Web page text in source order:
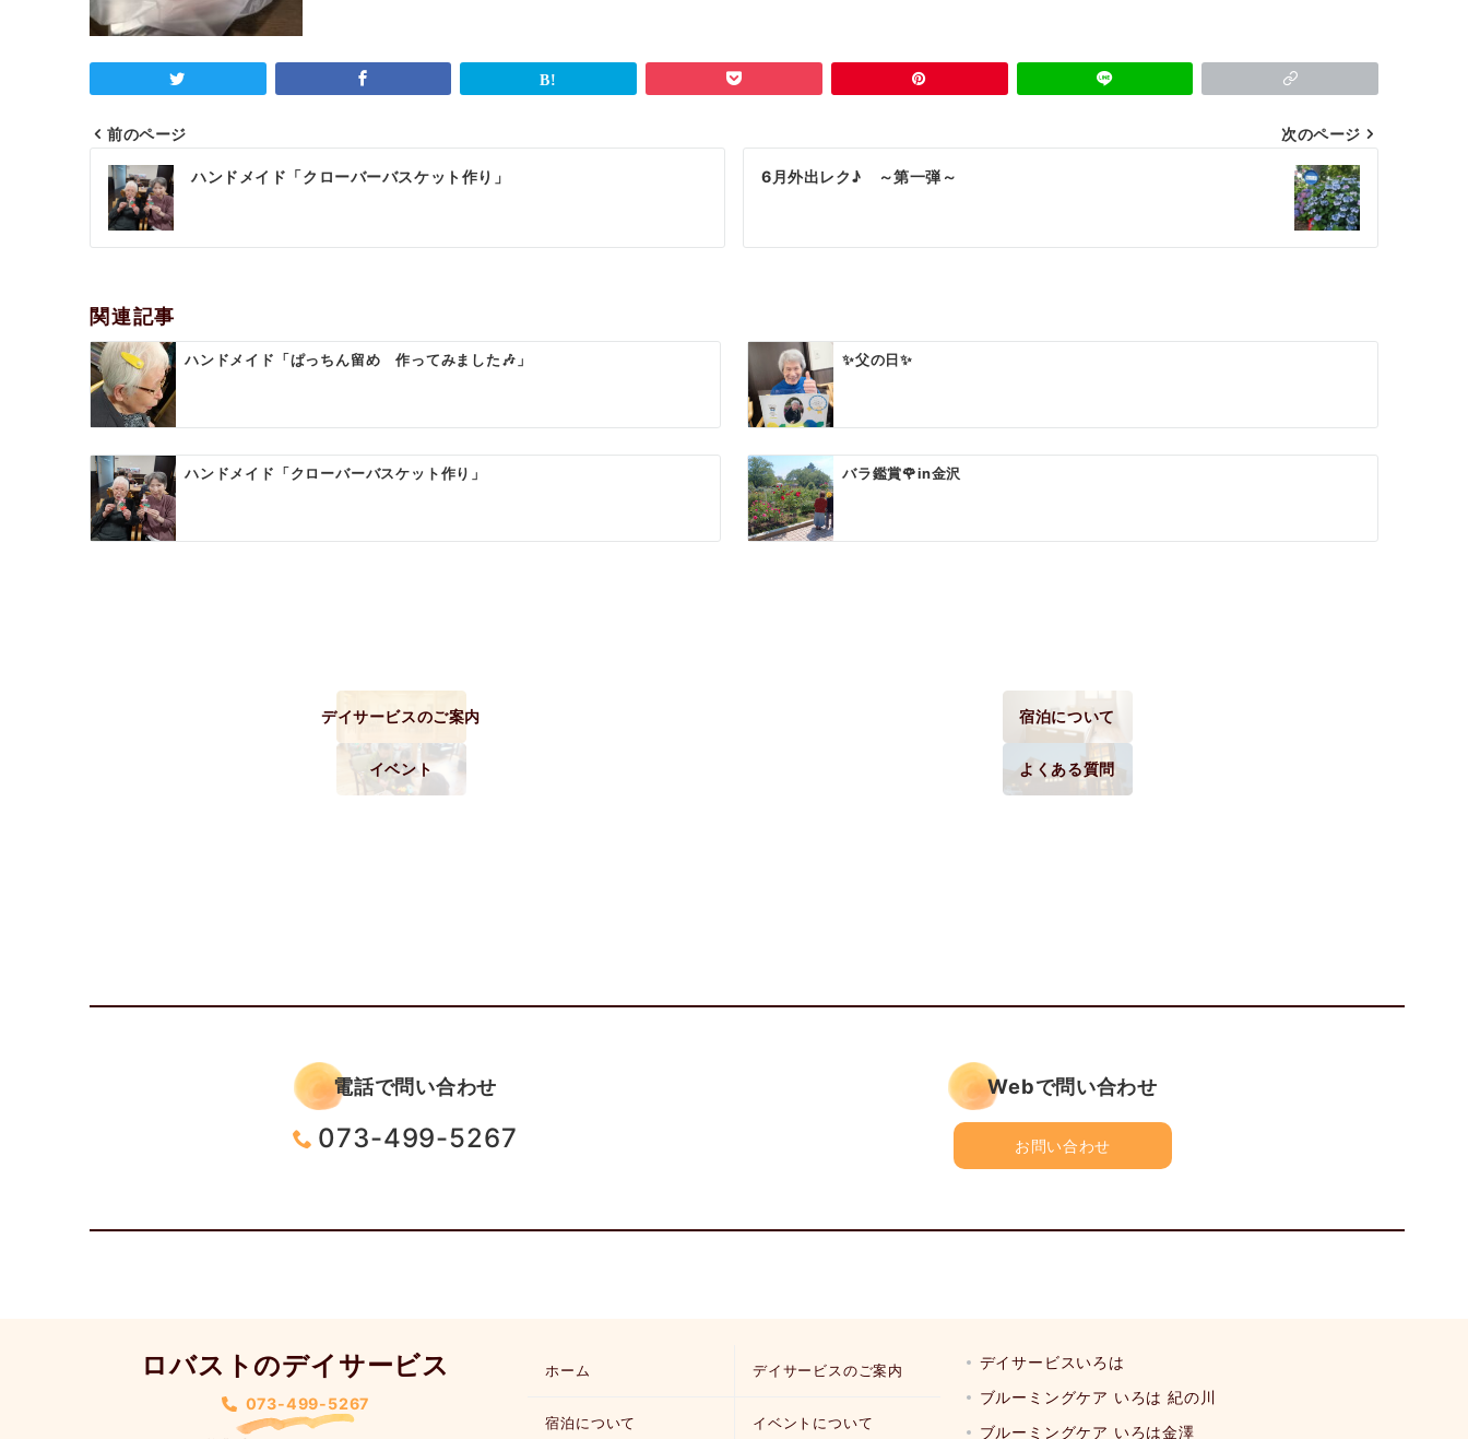
投
稿
ナ
ゲ
ー
シ
ョ
ン
前のページ
ハンドメイド「クローバーバスケット作り」
次のページ
6月外出レク♪ ～第一弾～
関連記事
ハンドメイド「ぱっちん留め 作ってみました🎶」 ✨父の日✨
ハンドメイド「クローバーバスケット作り」 バラ鑑賞🌹in金沢
デイサービスのご案内 宿泊について
イベント よくある質問
電話で問い合わせ
073-499-5267
Webで問い合わせ
お問い合わせ
ロバストのデイサービス
073-499-5267
ホーム デイサービスのご案内
宿泊について イベントについて
デイサービスいろは
ブルーミングケア いろは 紀の川
ブルーミングケア いろは金澤